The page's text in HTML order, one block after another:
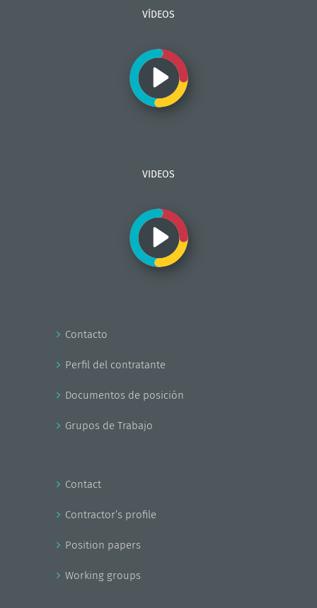
VÍDEOS
VIDEOS
Contacto
Perfil del contratante
Documentos de posición
Grupos de Trabajo
Contact
Contractor’s profile
Position papers
Working groups